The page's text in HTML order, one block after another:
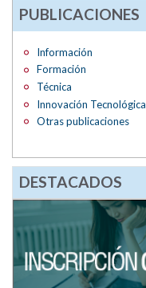
PUBLICACIONES
Información
Formación
Técnica
Innovación Tecnológica
Otras publicaciones
DESTACADOS